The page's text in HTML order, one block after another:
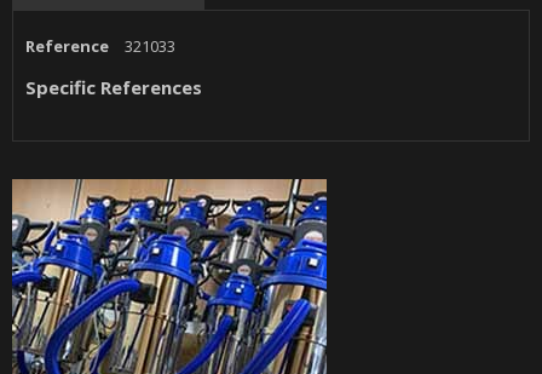
Reference 321033
Specific References